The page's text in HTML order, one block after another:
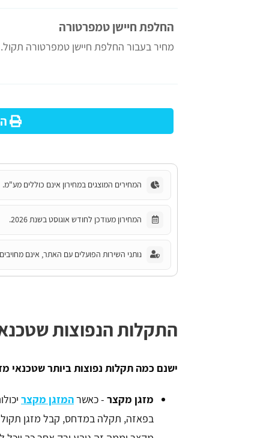
החלפת חיישן טמפרטורה
מחיר בעבור החלפת חיישן טמפרטורה תקול.
המחירים המוצגים במחירון אינם כוללים מע"מ.
המחירון מעודכן לחודש אוגוסט בשנת 2026.
נותני השירות הפועלים עם האתר, אינם
התקלות הנפוצות
ישנם כמה תקלות נפוצות ביותר שטכנאי
מזגן מקצר - כאשרהמזגן מקצר
בפאזה, תקלה במדחס, קבל מזגן תקול